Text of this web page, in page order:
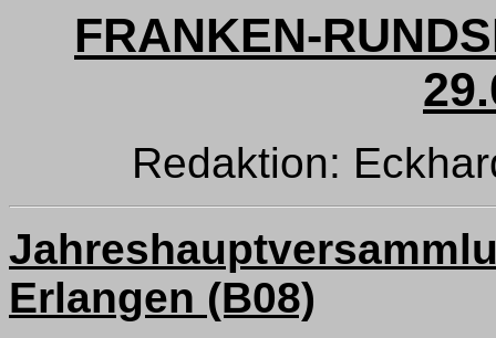
FRANKEN-
Redaktion:
Erlangen (B08)